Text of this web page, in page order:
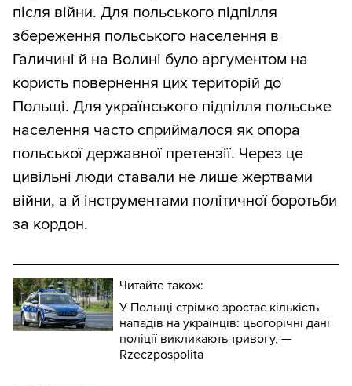
після війни. Для польського підпілля
збереження польського населення в
Галичині й на Волині було аргументом на
користь повернення цих територій до
Польщі. Для українського підпілля польське
населення часто сприймалося як опора
польської державної претензії. Через це
цивільні люди ставали не лише жертвами
війни, а й інструментами політичної боротьби
за кордон.
Читайте також:
У Польщі стрімко зростає кількість
нападів на українців: цьогорічні дані
поліції викликають тривогу, —
Rzeczpospolita